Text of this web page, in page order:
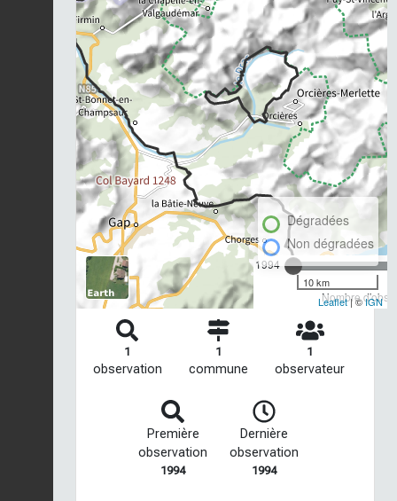
1994
Nombre
Dégradées
Non dégradées
10 km
Leaflet| ©IGN
1
observation
1
commune
1
observateur
Première
observation
1994
Dernière
observation
1994